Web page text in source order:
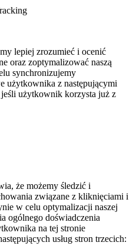
lepiej zrozumieć i ocenić
oraz zoptymalizować naszą
synchronizujemy
użytkownika z następującymi
użytkownik korzysta już z
że możemy śledzić i
związane z kliknięciami i
w celu optymalizacji naszej
ogólnego doświadczenia
na tej stronie
usług stron trzecich: